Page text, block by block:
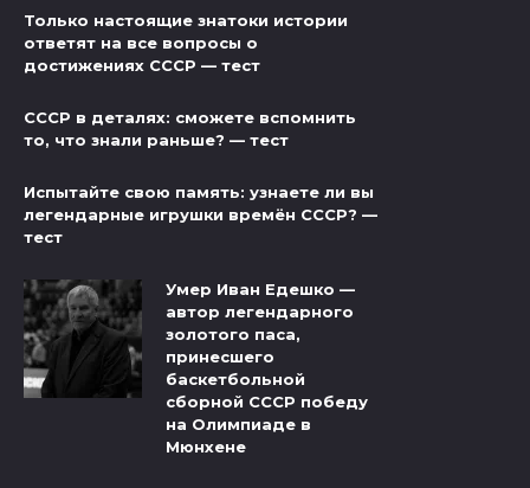
Только настоящие знатоки истории
ответят на все вопросы о
достижениях СССР — тест
СССР в деталях: сможете вспомнить
то, что знали раньше? — тест
Испытайте свою память: узнаете ли вы
легендарные игрушки времён СССР? —
тест
Умер Иван Едешко —
автор легендарного
золотого паса,
принесшего
баскетбольной
сборной СССР победу
на Олимпиаде в
Мюнхене